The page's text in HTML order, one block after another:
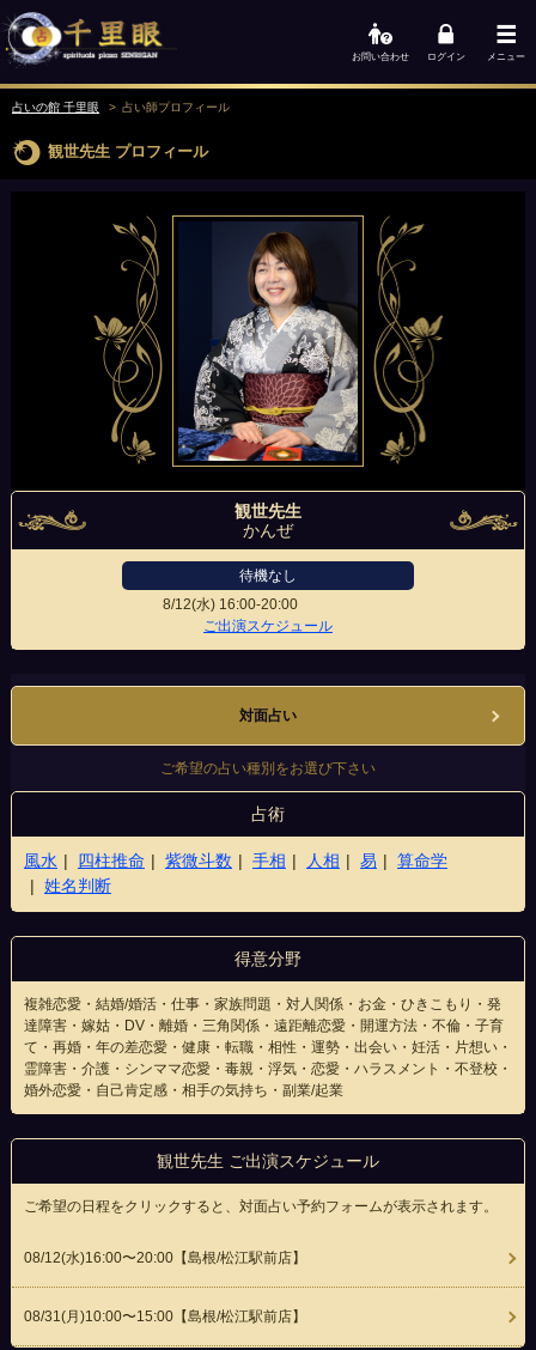
お問い合わせ ログイン メニュー
占いの館 千里眼 占い師プロフィール
観世先生 プロフィール
観世先生
かんぜ
待機なし
8/12(水) 16:00-20:00
ご出演スケジュール
対面占い
ご希望の占い種別をお選び下さい
占術
風水 四柱推命 紫微斗数 手相 人相 易
算命学
姓名判断
得意分野
複雑恋愛・結婚/婚活・仕事・家族問題・対人関係・お金・ひきこもり・発
達障害・嫁姑・DV・離婚・三角関係・遠距離恋愛・開運方法・不倫・子育
て・再婚・年の差恋愛・健康・転職・相性・運勢・出会い・妊活・片想い・
霊障害・介護・シンママ恋愛・毒親・浮気・恋愛・ハラスメント・不登校・
婚外恋愛・自己肯定感・相手の気持ち・副業/起業
観世先生 ご出演スケジュール
ご希望の日程をクリックすると、対面占い予約フォームが表示されます。
08/12(水)16:00〜20:00【島根/松江駅前店】
08/31(月 )10:00〜15:00【島根/松江駅前店】